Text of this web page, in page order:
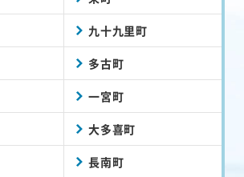
九十九里町
多古町
一宮町
大多喜町
長南町